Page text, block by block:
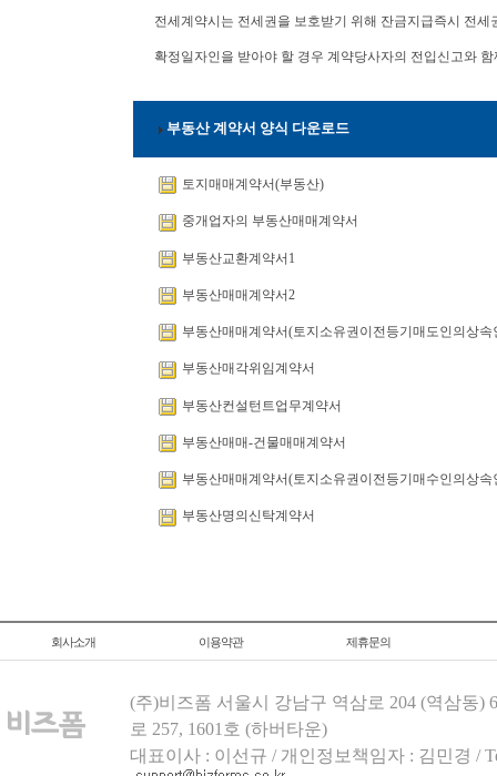
전세계약시는 전세권을 보호받기 위해 잔금지급즉시 전
확정일자인을 받아야 할 경우 계약당사자의 전입신고와
부동산 계약서 양식 다운로드
토지매매계약서(부동산)
중개업자의 부동산매매계약서
부동산교환계약서1
부동산매매계약서2
부동산매매계약서(토지소유권이전등기매도인의상속
부동산매각위임계약서
부동산컨설턴트업무계약서
부동산매매-건물매매계약서
부동산매매계약서(토지소유권이전등기매수인의상속
부동산명의신탁계약서
회사소개 이용약관 제휴문의
(주)비즈폼 서울시 강남구 역삼로 204 (역삼동)
로 257, 1601호 (하버타운)
대표이사 : 이선규 / 개인정보책임자 : 김민경 /